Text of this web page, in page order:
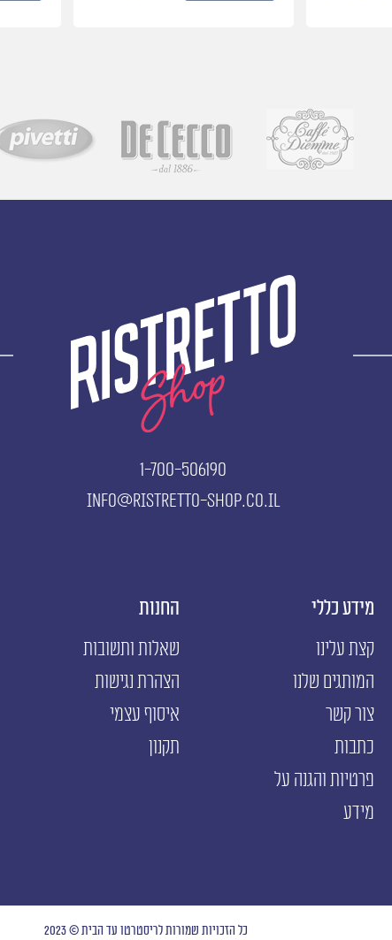
1-700-506190
info@ristretto-shop.co.il
מידע כללי
קצת עלינו
המותגים שלנו
צור קשר
כתבות
פרטיות והגנה על
מידע
החנות
שאלות ותשובות
הצהרת נגישות
איסוף עצמי
תקנון
כל הזכויות שמורות לריסטרטו עד הבית © 2023